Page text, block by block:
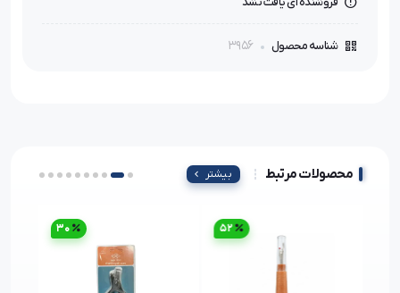
شناسه محصول 3956
محصولات مرتبط بیشتر
52
30